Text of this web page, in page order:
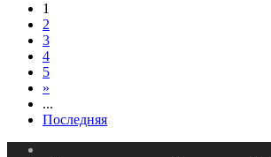
1
2
3
4
5
»
...
Последняя